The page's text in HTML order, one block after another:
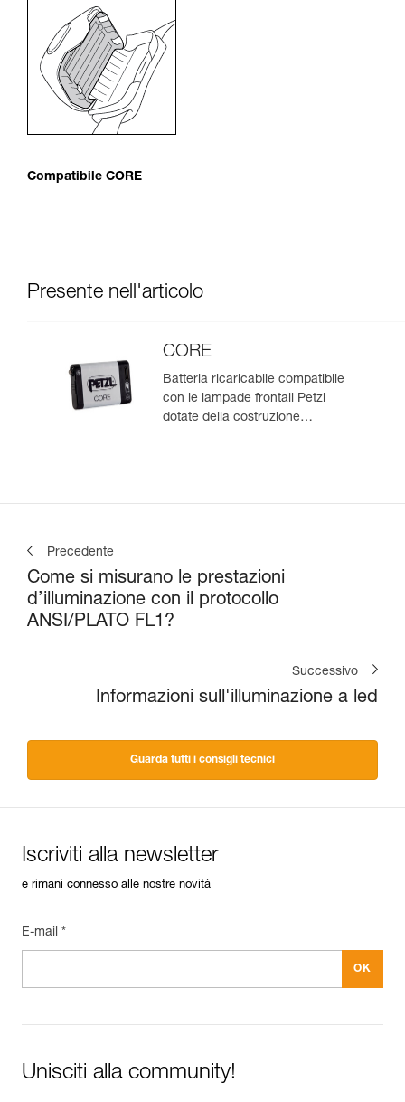
Compatibile CORE
Presente nell'articolo
CORE
Batteria ricaricabile compatibile
con le lampade frontali Petzl
dotate della costruzione
Precedente
Come si misurano le prestazioni
d’illuminazione con il protocollo
ANSI/PLATO FL1?
Successivo
Informazioni sull'illuminazione a led
Guarda tutti i consigli tecnici
Iscriviti alla newsletter
e rimani connesso alle nostre novità
E-mail *
Unisciti alla community!